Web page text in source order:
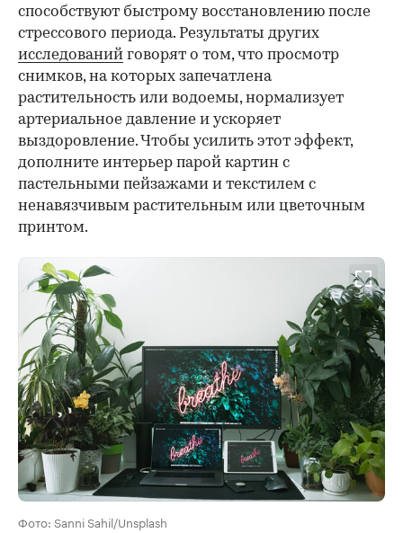
способствуют быстрому восстановлению после
стрессового периода. Результаты других
исследований говорят о том, что просмотр
снимков, на которых запечатлена
растительность или водоемы, нормализует
артериальное давление и ускоряет
выздоровление. Чтобы усилить этот эффект,
дополните интерьер парой картин с
пастельными пейзажами и текстилем с
ненавязчивым растительным или цветочным
принтом.
Фото: Sanni Sahil/Unsplash